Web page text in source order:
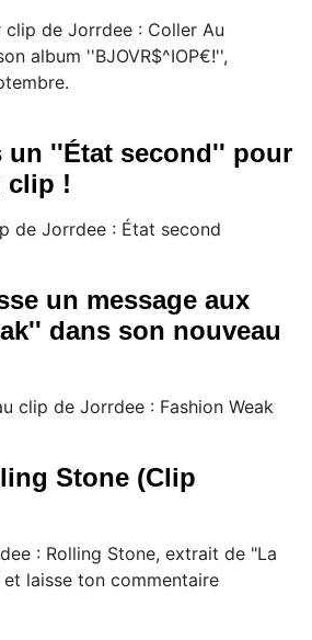
clip de Jorrdee : Coller Au
album ''BJOVR$^IOP€!'',
un ''État second'' pour
clip !
de Jorrdee : État second
un message aux
dans son nouveau
clip de Jorrdee : Fashion Weak
Stone (Clip
: Rolling Stone, extrait de "La
laisse ton commentaire